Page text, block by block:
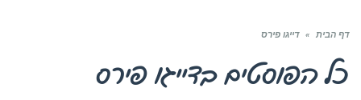
דף הבית » דייגו פירס
כל הפוסטים בדייגו פירס